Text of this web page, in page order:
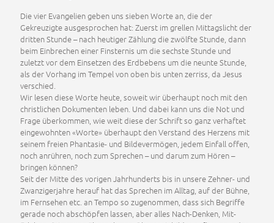
Die vier Evangelien geben uns sieben Worte an, die der
Gekreuzigte ausgesprochen hat: Zuerst im grellen Mittagslicht der
dritten Stunde – nach heutiger Zählung die zwölfte Stunde, dann
beim Einbrechen einer Finsternis um die sechste Stunde und
zuletzt vor dem Einsetzen des Erdbebens um die neunte Stunde,
als der Vorhang im Tempel von oben bis unten zerriss, da Jesus
verschied.
Wir lesen diese Worte heute, soweit wir überhaupt noch mit den
christlichen Dokumenten leben. Und dabei kann uns die Not und
Frage überkommen, wie weit diese der Schrift so ganz verhaftet
eingewohnten «Worte» überhaupt den Verstand des Herzens mit
seinem freien Phantasie- und Bildevermögen, jedem Einfall offen,
noch anrühren, noch zum Sprechen – und darum zum Hören –
bringen können?
Seit der Mitte des vorigen Jahrhunderts bis in unsere Zehner- und
Zwanzigerjahre herauf hat das Sprechen im Alltag, auf der Bühne,
im Fernsehen etc. an Tempo so zugenommen, dass sich Begriffe
gerade noch abschöpfen lassen, aber alles Nach-Denken, Mit-